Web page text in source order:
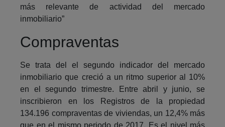
más relevante de actividad del mercado
inmobiliario”
Compraventas
Se trata del el segundo indicador del mercado
inmobiliario que creció a un ritmo superior al 10%
en el segundo trimestre. Entre abril y junio, se
inscribieron en los Registros de la propiedad
134.196 compraventas de viviendas, un 12,4% más